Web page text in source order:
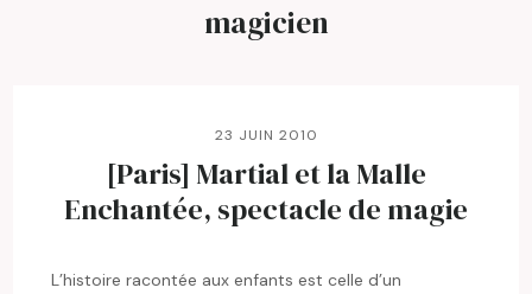
magicien
23 JUIN 2010
[Paris] Martial et la Malle
Enchantée, spectacle de magie
L’histoire racontée aux enfants est celle d’un